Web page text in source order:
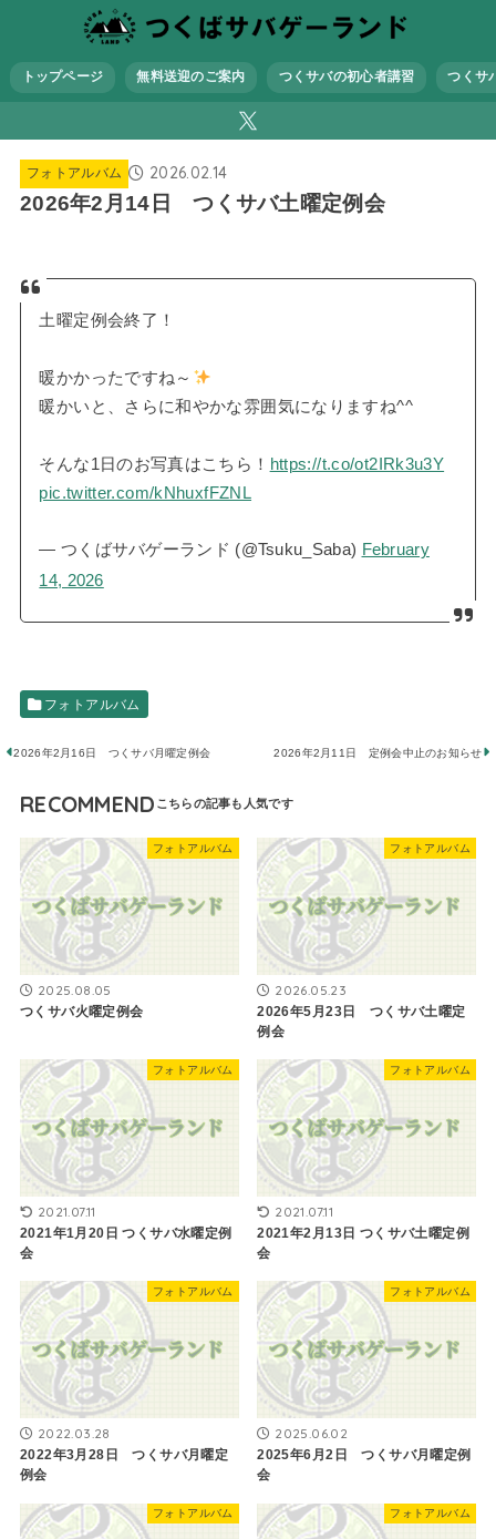
トップページ 無料送迎のご案内 つくサバの初心者講習 つくサ
フォトアルバム 2026.02.14
2026年2月14日 つくサバ土曜定例会
土曜定例会終了！
暖かかったですね～
暖かいと、さらに和やかな雰囲気になりますね^^
そんな1日のお写真はこちら！ https://t.co/ot2IRk3u3Y
pic.twitter.com/kNhuxfFZNL
— つくばサバゲーランド (@Tsuku_Saba) February
14, 2026
フォトアルバム
2026年2月16日 つくサバ月曜定例会 2026年2月11日 定例会中止のお知らせ
RECOMMEND
フォトアルバム
2025.08.05
つくサバ火曜定例会
フォトアルバム
2026.05.23
2026年5月23日 つくサバ土曜定
例会
フォトアルバム
2021.07.11
2021年1月20日 つくサバ水曜定例
会
フォトアルバム
2021.07.11
2021年2月13日 つくサバ土曜定例
会
フォトアルバム
2022.03.28
2022年3月28日 つくサバ月曜定
例会
フォトアルバム
2025.06.02
2025年6月2日 つくサバ月曜定例
会
フォトアルバム フォトアルバム